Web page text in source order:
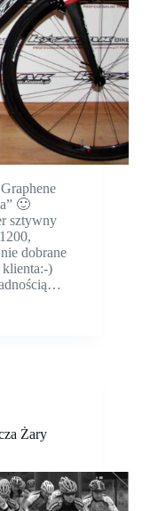
🙂
sztywny
dobrane
klienta:-)
Żary